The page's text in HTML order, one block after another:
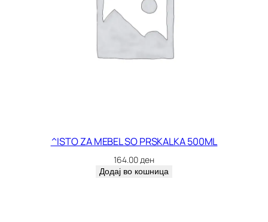
^ISTO ZA MEBEL SO PRSKALKA 500ML
164.00ден
Додај во кошница